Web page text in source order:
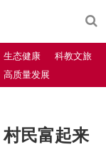
生态健康
科教文旅
高质量发展
民富起来